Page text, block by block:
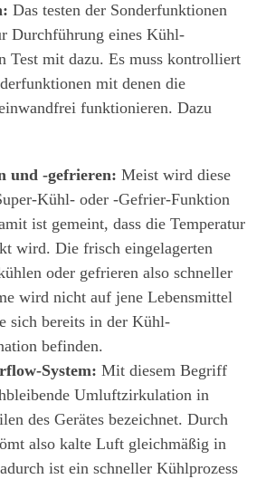
Das testen der Sonderfunktionen
Durchführung eines Kühl-
Test mit dazu. Es muss kontrolliert
mit denen die
funktionieren. Dazu
und -gefrieren: Meist wird diese
Kühl- oder -Gefrier-Funktion
ist gemeint, dass die Temperatur
wird. Die frisch eingelagerten
oder gefrieren also schneller
wird nicht auf jene Lebensmittel
sich bereits in der Kühl-
befinden.
System: Mit diesem Begriff
Umluftzirkulation in
des Gerätes bezeichnet. Durch
also kalte Luft gleichmäßig in
ist ein schneller Kühlprozess